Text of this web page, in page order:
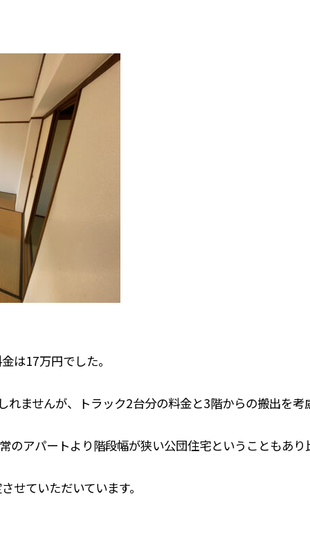
は17万円でした。
ませんが、トラック2台分の料金と3階からの搬出を考
のアパートより階段幅が狭い公団住宅ということもあり
せていただいています。